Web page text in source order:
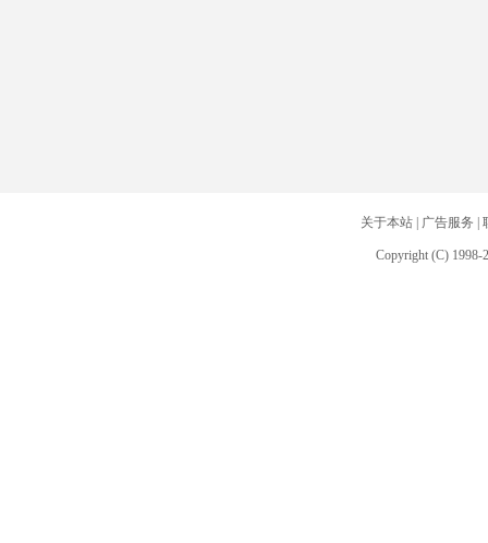
关于本站| 广告服务
Copyright (C) 1998-